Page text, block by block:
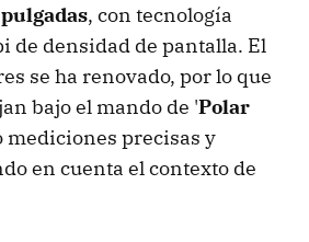
, con tecnología
de densidad de pantalla. El
se ha renovado, por lo que
bajo el mando de 'Polar
mediciones precisas y
en cuenta el contexto de